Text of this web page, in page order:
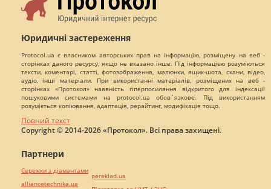
Юридичні застереження
Protocol.ua є власником авторських прав на інформацію, розміщену на веб -
сторінках даного ресурсу, якщо не вказано інше. Під інформацією розуміються
тексти, коментарі, статті, фотозображення, малюнки, ящик-шота, скани, відео,
аудіо, інші матеріали. При використанні матеріалів, розміщених на веб -
сторінках «Протокол» наявність гіперпосилання відкритого для індексації
пошуковими системами на protocol.ua обов`язкове. Під використанням
розуміється копіювання, адаптація, рерайтинг, модифікація тощо.
Повний текст
Copyright © 2014-2026 «Протокол». Всі права захищені.
Партнери
Сережки з діамантами
alliancetechnika.ua
pereklad.ua